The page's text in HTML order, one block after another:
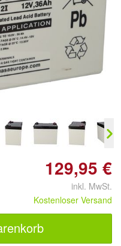
zum
129,95 €
inkl. MwSt.
Kostenloser Versand